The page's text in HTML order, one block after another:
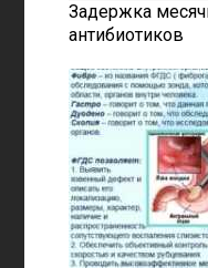
Задержка
антибиотиков